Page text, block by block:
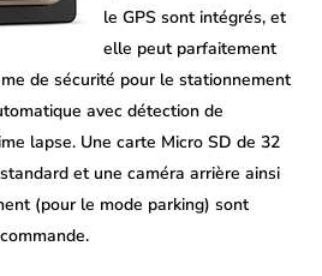
le GPS sont intégrés, et
elle peut parfaitement
de sécurité pour le stationnement
avec détection de
lapse. Une carte Micro SD de 32
et une caméra arrière ainsi
(pour le mode parking) sont